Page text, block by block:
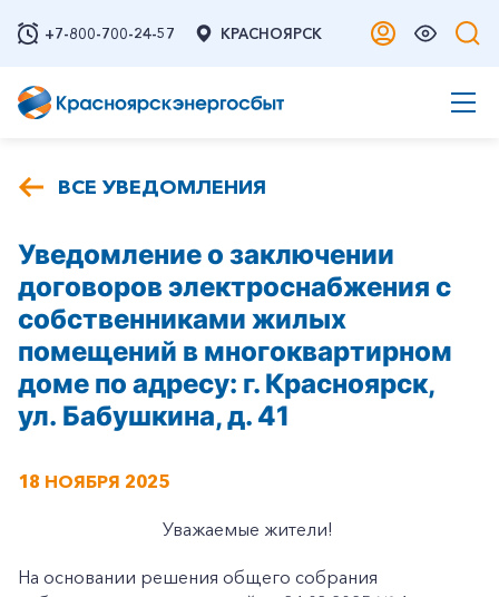
+7-800-700-24-57 КРАСНОЯРСК
ВСЕ УВЕДОМЛЕНИЯ
Уведомление о заключении
договоров электроснабжения с
собственниками жилых
помещений в многоквартирном
доме по адресу: г. Красноярск,
ул. Бабушкина, д. 41
18 НОЯБРЯ 2025
Уважаемые жители!
На основании решения общего собрания